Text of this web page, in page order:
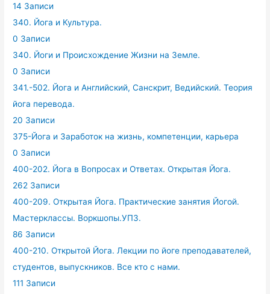
14 Записи
340. Йога и Культура.
0 Записи
340. Йоги и Происхождение Жизни на Земле.
0 Записи
341.-502. Йога и Английский, Санскрит, Ведийский. Теория
йога перевода.
20 Записи
375-Йога и Заработок на жизнь, компетенции, карьера
0 Записи
400-202. Йога в Вопросах и Ответах. Открытая Йога.
262 Записи
400-209. Открытая Йога. Практические занятия Йогой.
Мастерклассы. Воркшопы.УПЗ.
86 Записи
400-210. Открытой Йога. Лекции по йоге преподавателей,
студентов, выпускников. Все кто с нами.
111 Записи